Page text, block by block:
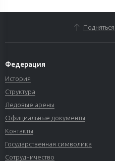
Федерация
История
Структура
Ледовые арены
Официальные документы
Контакты
Государственная символика
Сотрудничество